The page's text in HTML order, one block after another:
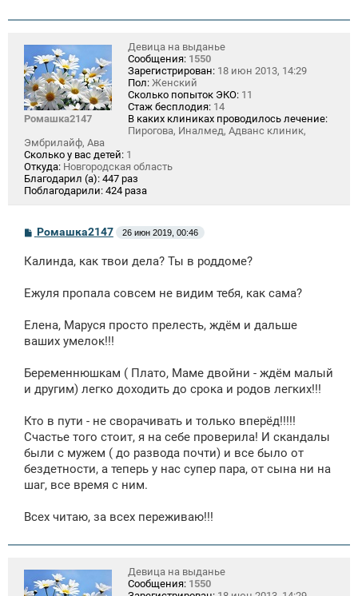
Ромашка2147
Девица на выданье
Сообщения: 1550
Зарегистрирован: 18 июн 2013, 14:29
Пол: Женский
Сколько попыток ЭКО: 11
Стаж бесплодия: 14
В каких клиниках проводилось лечение:
Пирогова, Иналмед, Адванс клиник,
Эмбрилайф, Ава
Сколько у вас детей: 1
Откуда: Новгородская область
Благодарил (а): 447 раз
Поблагодарили: 424 раза
С
о
б
н
Ромашка2147 26 июн 2019, 00:46
Калинда, как твои дела? Ты в роддоме?
Ежуля пропала совсем не видим тебя, как сама?
Елена, Маруся просто прелесть, ждём и дальше
ваших умелок!!!
Беременнюшкам ( Плато, Маме двойни - ждём малый
и другим) легко доходить до срока и родов легких!!!
Кто в пути - не сворачивать и только вперёд!!!!!
Счастье того стоит, я на себе проверила! И скандалы
были с мужем ( до развода почти) и все было от
бездетности, а теперь у нас супер пара, от сына ни на
шаг, все время с ним.
Всех читаю, за всех переживаю!!!
Девица на выданье
Сообщения: 1550